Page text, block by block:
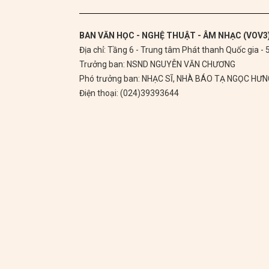
BAN VĂN HỌC - NGHỆ THUẬT - ÂM NHẠC
Địa chỉ: Tầng 6 - Trung tâm Phát thanh Quốc gia -
Trưởng ban: NSND NGUYỄN VĂN CHƯƠNG
Phó trưởng ban: NHẠC SĨ, NHÀ BÁO TẠ NGỌC
Điện thoại: (024)39393644